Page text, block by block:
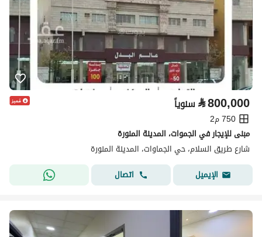
⃁800,000 سنوياً
750 م2
مبنى للإيجار في الجموات، المدينة المنورة
شارع طريق السلام، حي الجماوات، المدينة المنورة
الإيميل
اتصال